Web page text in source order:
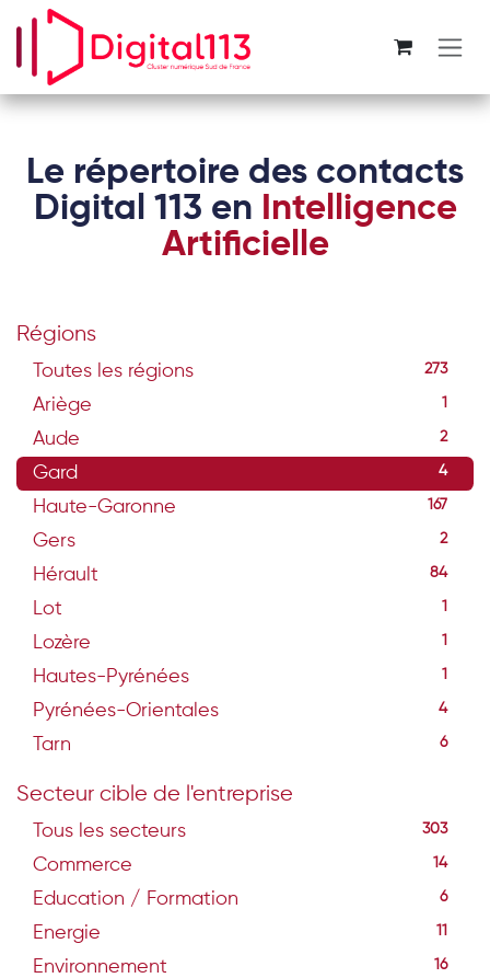
Se rendre au contenu
Le répertoire des contacts
Digital 113 en Intelligence
Artificielle
Régions
Toutes les régions 273
Ariège 1
Aude 2
Gard 4
Haute-Garonne 167
Gers 2
Hérault 84
Lot 1
Lozère 1
Hautes-Pyrénées 1
Pyrénées-Orientales 4
Tarn 6
Secteur cible de l'entreprise
Tous les secteurs 303
Commerce 14
Education / Formation 6
Energie 11
Environnement 16